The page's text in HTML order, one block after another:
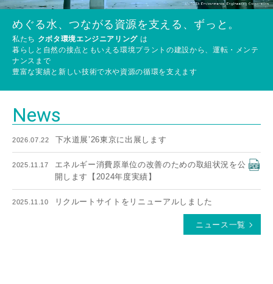
めぐる水、つながる資源を支える、ずっと。
私たち クボタ環境エンジニアリング は
暮らしと自然の接点ともいえる環境プラントの建設から、運転・メンテ
ナンスまで
豊富な実績と新しい技術で水や資源の循環を支えます
News
2026.07.22 下水道展’26東京に出展します
2025.11.17
エネルギー消費原単位の改善のための取組状況を公
開します【2024年度実績】
2025.11.10 リクルートサイトをリニューアルしました
ニュース一覧